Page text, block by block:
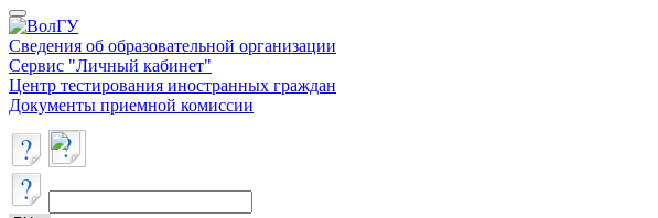
Сведения об образовательной организации
Сервис "Личный кабинет"
Центр тестирования иностранных граждан
Документы приемной комиссии